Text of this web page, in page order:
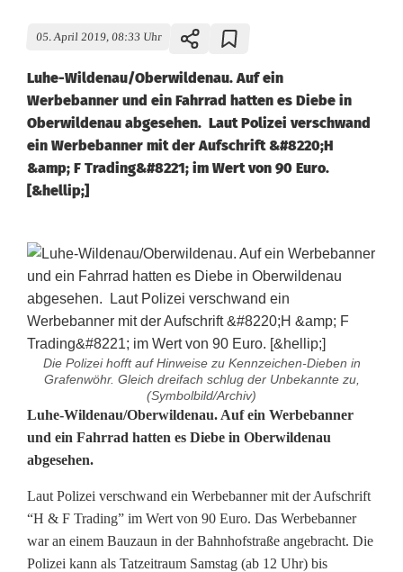
05. April 2019, 08:33 Uhr
Luhe-Wildenau/Oberwildenau. Auf ein
Werbebanner und ein Fahrrad hatten es Diebe in
Oberwildenau abgesehen. Laut Polizei verschwand
ein Werbebanner mit der Aufschrift &#8220;H
&amp; F Trading&#8221; im Wert von 90 Euro.
[&hellip;]
Die Polizei hofft auf Hinweise zu Kennzeichen-Dieben in
Grafenwöhr. Gleich dreifach schlug der Unbekannte zu,
(Symbolbild/Archiv)
D
i
e
b
e
Luhe-Wildenau/Oberwildenau. Auf ein Werbebanner
und ein Fahrrad hatten es Diebe in Oberwildenau
abgesehen.
Laut Polizei verschwand ein Werbebanner mit der Aufschrift
“H & F Trading” im Wert von 90 Euro. Das Werbebanner
war an einem Bauzaun in der Bahnhofstraße angebracht. Die
Polizei kann als Tatzeitraum Samstag (ab 12 Uhr) bis